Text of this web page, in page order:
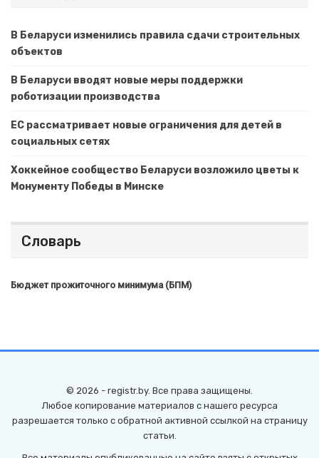
В Беларуси изменились правила сдачи строительных
объектов
В Беларуси вводят новые меры поддержки
роботизации производства
ЕС рассматривает новые ограничения для детей в
социальных сетях
Хоккейное сообщество Беларуси возложило цветы к
Монументу Победы в Минске
Словарь
Бюджет прожиточного минимума (БПМ)
© 2026 - registr.by. Все права защищены.
Любое копирование материалов с нашего ресурса
разрешается только с обратной активной ссылкой на страницу
статьи.